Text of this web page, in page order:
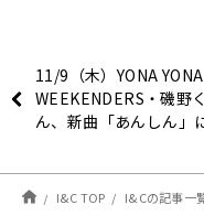
11/9（木）YONA YONA
WEEKENDERS・磯野く
ん、新曲「あんしん」
のレコメン！】
I&C TOP I&Cの記事一